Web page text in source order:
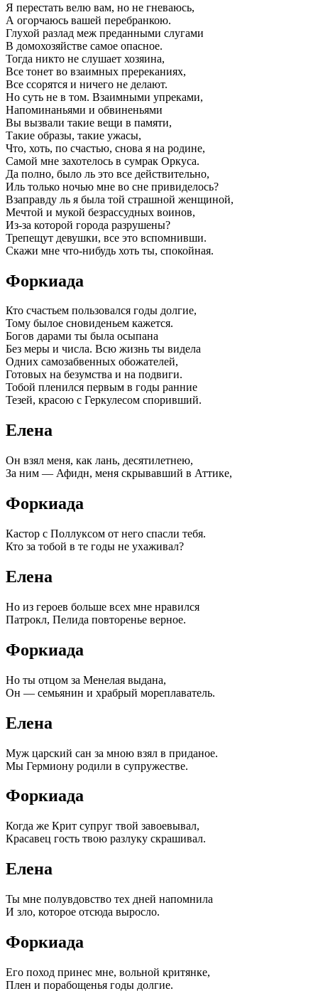
Я перестать велю вам, но не гневаюсь,
А огорчаюсь вашей перебранкою.
Глухой разлад меж преданными слугами
В домохозяйстве самое опасное.
Тогда никто не слушает хозяина,
Все тонет во взаимных пререканиях,
Все ссорятся и ничего не делают.
Но суть не в том. Взаимными упреками,
Напоминаньями и обвиненьями
Вы вызвали такие вещи в памяти,
Такие образы, такие ужасы,
Что, хоть, по счастью, снова я на родине,
Самой мне захотелось в сумрак Оркуса.
Да полно, было ль это все действительно,
Иль только ночью мне во сне привиделось?
Взаправду ль я была той страшной женщиной,
Мечтой и мукой безрассудных воинов,
Из-за которой города разрушены?
Трепещут девушки, все это вспомнивши.
Скажи мне что-нибудь хоть ты, спокойная.
Форкиада
Кто счастьем пользовался годы долгие,
Тому былое сновиденьем кажется.
Богов дарами ты была осыпана
Без меры и числа. Всю жизнь ты видела
Одних самозабвенных обожателей,
Готовых на безумства и на подвиги.
Тобой пленился первым в годы ранние
Тезей, красою с Геркулесом споривший.
Елена
Он взял меня, как лань, десятилетнею,
За ним — Афидн, меня скрывавший в Аттике,
Форкиада
Кастор с Поллуксом от него спасли тебя.
Кто за тобой в те годы не ухаживал?
Елена
Но из героев больше всех мне нравился
Патрокл, Пелида повторенье верное.
Форкиада
Но ты отцом за Менелая выдана,
Он — семьянин и храбрый мореплаватель.
Елена
Муж царский сан за мною взял в приданое.
Мы Гермиону родили в супружестве.
Форкиада
Когда же Крит супруг твой завоевывал,
Красавец гость твою разлуку скрашивал.
Елена
Ты мне полувдовство тех дней напомнила
И зло, которое отсюда выросло.
Форкиада
Его поход принес мне, вольной критянке,
Плен и порабощенья годы долгие.